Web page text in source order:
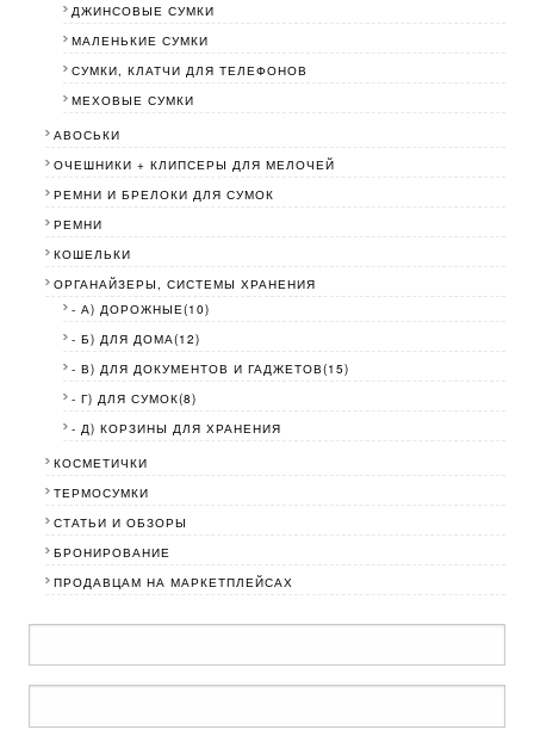
ДЖИНСОВЫЕ СУМКИ
МАЛЕНЬКИЕ СУМКИ
СУМКИ, КЛАТЧИ ДЛЯ ТЕЛЕФОНОВ
МЕХОВЫЕ СУМКИ
АВОСЬКИ
ОЧЕШНИКИ + КЛИПСЕРЫ ДЛЯ МЕЛОЧЕЙ
РЕМНИ И БРЕЛОКИ ДЛЯ СУМОК
РЕМНИ
КОШЕЛЬКИ
ОРГАНАЙЗЕРЫ, СИСТЕМЫ ХРАНЕНИЯ
- А) ДОРОЖНЫЕ(10)
- Б) ДЛЯ ДОМА(12)
- В) ДЛЯ ДОКУМЕНТОВ И ГАДЖЕТОВ(15)
- Г) ДЛЯ СУМОК(8)
- Д) КОРЗИНЫ ДЛЯ ХРАНЕНИЯ
КОСМЕТИЧКИ
ТЕРМОСУМКИ
СТАТЬИ И ОБЗОРЫ
БРОНИРОВАНИЕ
ПРОДАВЦАМ НА МАРКЕТПЛЕЙСАХ